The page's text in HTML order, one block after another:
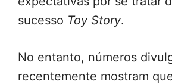
sucesso Toy Story.
No entanto, números
recentemente mostram